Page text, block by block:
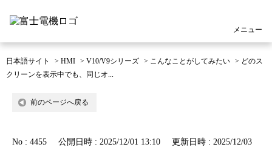
メニュー
日本語サイト > HMI > V10/V9シリーズ > こんなことがしてみたい > どのス
クリーンを表示中でも、同じオ...
前のページへ戻る
No : 4455 公開日時 : 2025/12/01 13:10
更新日時 : 2025/12/03